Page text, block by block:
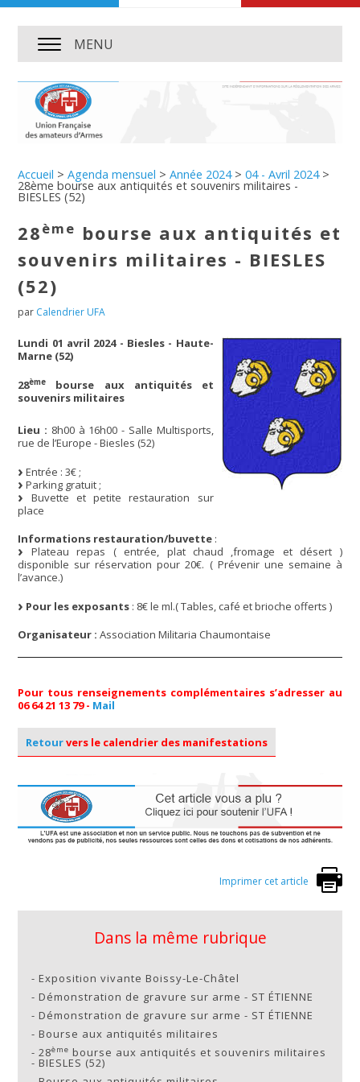
MENU
Accueil >Agenda mensuel >Année 2024>04 - Avril 2024>
28ème bourse aux antiquités et souvenirs militaires -
BIESLES (52)
28ème bourse aux antiquités et
souvenirs militaires - BIESLES
(52)
par Calendrier UFA
Lundi 01 avril 2024 - Biesles - Haute-
Marne (52)
28ème
bourse aux antiquités et
souvenirs militaires
Lieu : 8h00 à 16h00 - Salle Multisports,
rue de l’Europe - Biesles (52)
Entrée : 3€ ;
Parking gratuit ;
Buvette et petite restauration sur
place
Informations restauration/buvette :
Plateau repas ( entrée, plat chaud ,fromage et désert )
disponible sur réservation pour 20€. ( Prévenir une semaine à
l’avance.)
Pour les exposants : 8€ le ml.( Tables, café et brioche offerts )
Organisateur : Association Militaria Chaumontaise
Pour tous renseignements complémentaires s’adresser au
06 64 21 13 79- Mail
Retourvers le calendrier des manifestations
Imprimer cet article
Dans la même rubrique
-Exposition vivante Boissy-Le-Châtel
-Démonstration de gravure sur arme - ST ÉTIENNE
-Démonstration de gravure sur arme - ST ÉTIENNE
-Bourse aux antiquités militaires
-28ème bourse aux antiquités et souvenirs militaires
- BIESLES (52)